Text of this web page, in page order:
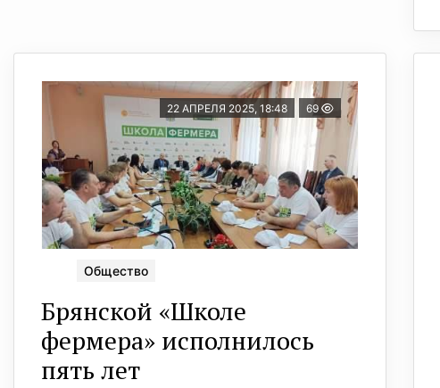
22 АПРЕЛЯ 2025, 18:48 69
Общество
Брянской «Школе
фермера» исполнилось
пять лет